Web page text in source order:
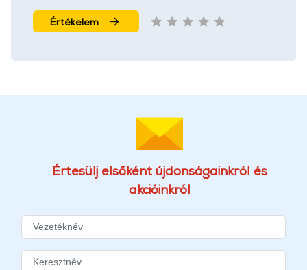
Értékelem
Értesülj elsőként újdonságainkról és
akcióinkról